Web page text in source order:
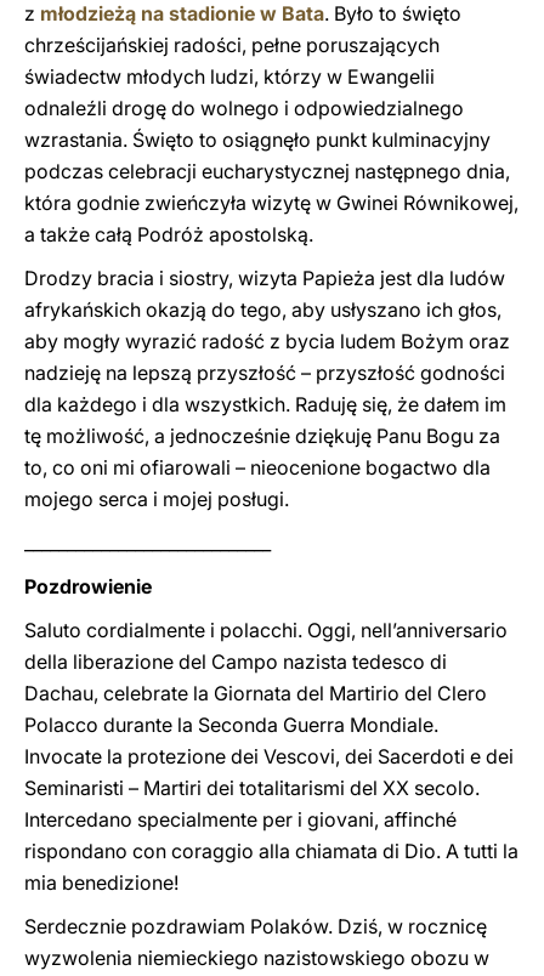
z młodzieżą na stadionie w Bata. Było to święto
chrześcijańskiej radości, pełne poruszających
świadectw młodych ludzi, którzy w Ewangelii
odnaleźli drogę do wolnego i odpowiedzialnego
wzrastania. Święto to osiągnęło punkt kulminacyjny
podczas celebracji eucharystycznej następnego dnia,
która godnie zwieńczyła wizytę w Gwinei Równikowej,
a także całą Podróż apostolską.
Drodzy bracia i siostry, wizyta Papieża jest dla ludów
afrykańskich okazją do tego, aby usłyszano ich głos,
aby mogły wyrazić radość z bycia ludem Bożym oraz
nadzieję na lepszą przyszłość – przyszłość godności
dla każdego i dla wszystkich. Raduję się, że dałem im
tę możliwość, a jednocześnie dziękuję Panu Bogu za
to, co oni mi ofiarowali – nieocenione bogactwo dla
mojego serca i mojej posługi.
Pozdrowienie
Saluto cordialmente i polacchi. Oggi, nell’anniversario
della liberazione del Campo nazista tedesco di
Dachau, celebrate la Giornata del Martirio del Clero
Polacco durante la Seconda Guerra Mondiale.
Invocate la protezione dei Vescovi, dei Sacerdoti e dei
Seminaristi – Martiri dei totalitarismi del XX secolo.
Intercedano specialmente per i giovani, affinché
rispondano con coraggio alla chiamata di Dio. A tutti la
mia benedizione!
Serdecznie pozdrawiam Polaków. Dziś, w rocznicę
wyzwolenia niemieckiego nazistowskiego obozu w